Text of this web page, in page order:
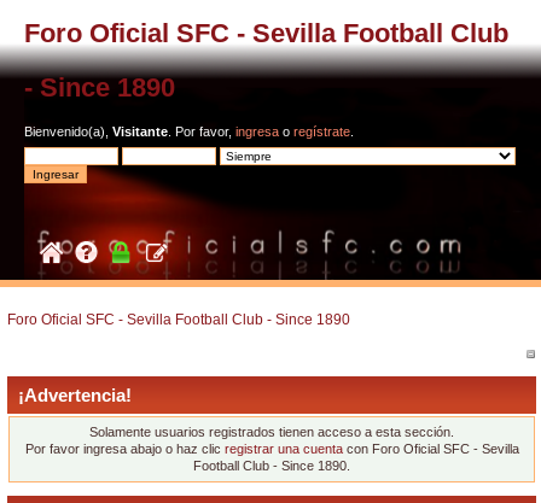
Foro Oficial SFC - Sevilla Football Club
- Since 1890
Bienvenido(a), Visitante . Por favor, ingresa o regístrate
Foro Oficial SFC - Sevilla Football Club - Since 1890
¡Advertencia!
Solamente usuarios registrados tienen acceso a esta sección.
Por favor ingresa abajo o haz clic registrar una cuentacon Foro Oficial SFC - Sevilla
Football Club - Since 1890.